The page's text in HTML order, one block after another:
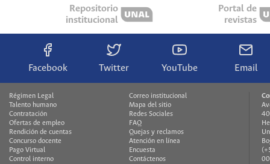
Repositorio
institucional
Portal de
revistas
Facebook Twitter YouTube Email
Régimen Legal
Talento humano
Contratación
Ofertas de empleo
Rendición de cuentas
Concurso docente
Pago Virtual
Control interno
Correo institucional
Mapa del sitio
Redes Sociales
FAQ
Quejas y reclamos
Atención en línea
Encuesta
Contáctenos